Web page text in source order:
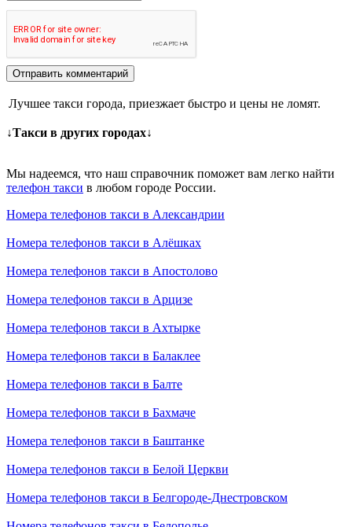
Отправить комментарий
Лучшее такси города, приезжает быстро и цены не ломят.
↓Такси в других городах↓
Мы надеемся, что наш справочник поможет вам легко найти
телефон такси в любом городе России.
Номера телефонов такси в Александрии
Номера телефонов такси в Алёшках
Номера телефонов такси в Апостолово
Номера телефонов такси в Арцизе
Номера телефонов такси в Ахтырке
Номера телефонов такси в Балаклее
Номера телефонов такси в Балте
Номера телефонов такси в Бахмаче
Номера телефонов такси в Баштанке
Номера телефонов такси в Белой Церкви
Номера телефонов такси в Белгороде-Днестровском